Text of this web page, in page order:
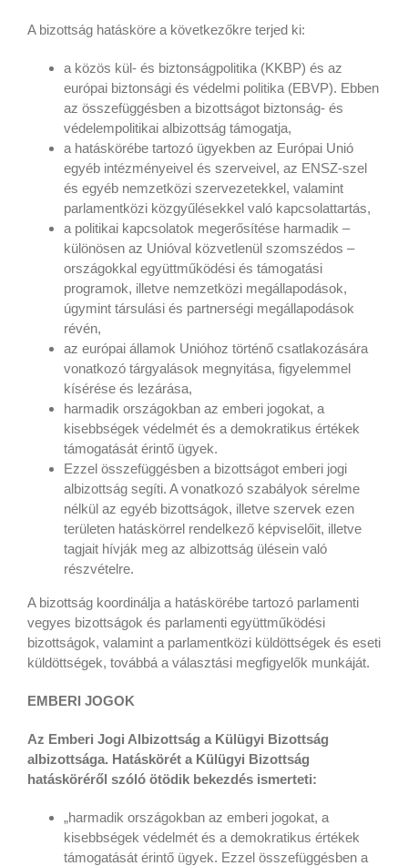
A bizottság hatásköre a következőkre terjed ki:
a közös kül- és biztonságpolitika (KKBP) és az
európai biztonsági és védelmi politika (EBVP). Ebben
az összefüggésben a bizottságot biztonság- és
védelempolitikai albizottság támogatja,
a hatáskörébe tartozó ügyekben az Európai Unió
egyéb intézményeivel és szerveivel, az ENSZ-szel
és egyéb nemzetközi szervezetekkel, valamint
parlamentközi közgyűlésekkel való kapcsolattartás,
a politikai kapcsolatok megerősítése harmadik –
különösen az Unióval közvetlenül szomszédos –
országokkal együttműködési és támogatási
programok, illetve nemzetközi megállapodások,
úgymint társulási és partnerségi megállapodások
révén,
az európai államok Unióhoz történő csatlakozására
vonatkozó tárgyalások megnyitása, figyelemmel
kísérése és lezárása,
harmadik országokban az emberi jogokat, a
kisebbségek védelmét és a demokratikus értékek
támogatását érintő ügyek.
Ezzel összefüggésben a bizottságot emberi jogi
albizottság segíti. A vonatkozó szabályok sérelme
nélkül az egyéb bizottságok, illetve szervek ezen
területen hatáskörrel rendelkező képviselőit, illetve
tagjait hívják meg az albizottság ülésein való
részvételre.
A bizottság koordinálja a hatáskörébe tartozó parlamenti
vegyes bizottságok és parlamenti együttműködési
bizottságok, valamint a parlamentközi küldöttségek és eseti
küldöttségek, továbbá a választási megfigyelők munkáját.
EMBERI JOGOK
Az Emberi Jogi Albizottság a Külügyi Bizottság
albizottsága. Hatáskörét a Külügyi Bizottság
hatásköréről szóló ötödik bekezdés ismerteti:
„harmadik országokban az emberi jogokat, a
kisebbségek védelmét és a demokratikus értékek
támogatását érintő ügyek. Ezzel összefüggésben a